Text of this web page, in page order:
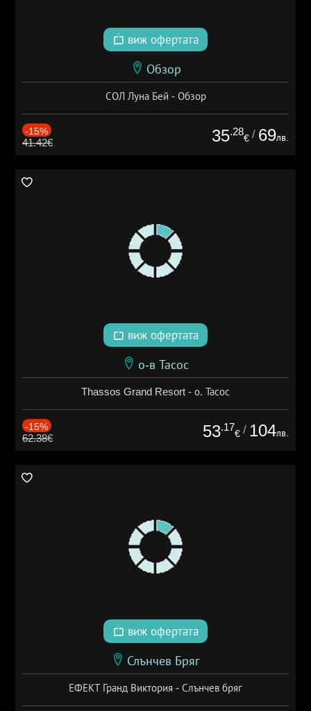
виж офертата
Обзор
СОЛ Луна Бей - Обзор
-15%
41.42€ 35.28
€ / 69лв.
виж офертата
о-в Тасос
Thassos Grand Resort - о. Тасос
-15%
62.38€ 53.17
€ / 104лв.
виж офертата
Слънчев Бряг
ЕФЕКТ Гранд Виктория - Слънчев бряг